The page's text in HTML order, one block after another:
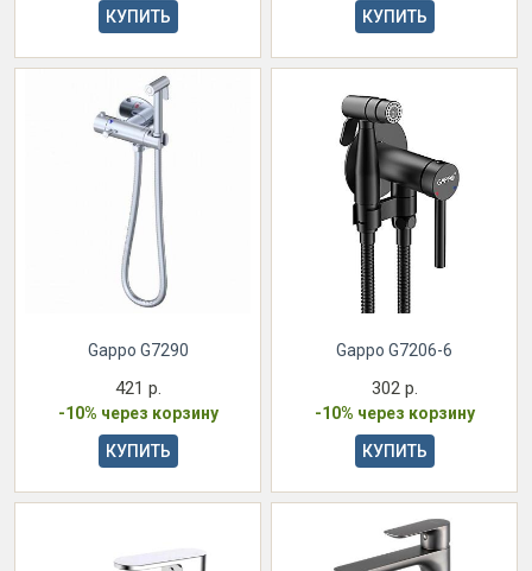
КУПИТЬ
КУПИТЬ
Gappo G7290
421 р.
-10% через корзину
КУПИТЬ
Gappo G7206-6
302 р.
-10% через корзину
КУПИТЬ